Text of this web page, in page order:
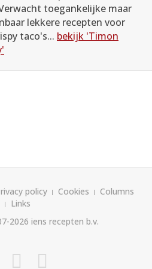
toegankelijke maar
lekkere recepten voor
taco's... bekijk 'Timon
policy Cookies
Columns
Links
2026 iens recepten b.v.